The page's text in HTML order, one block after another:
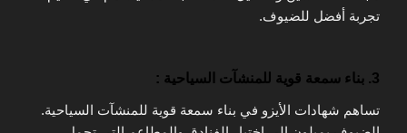
تجربة أفضل للضيوف.
3. بناء سمعة قوية للمنشآت السياحية :
تساهم شهادات الأيزو في بناء سمعة قوية للمنشآت السياحية.